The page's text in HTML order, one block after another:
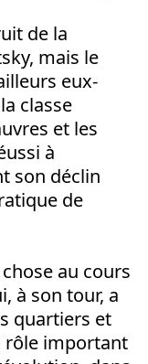
de la
mais le
eux-
classe
et les
à
son déclin
de
au cours
à son tour, a
quartiers et
rôle important